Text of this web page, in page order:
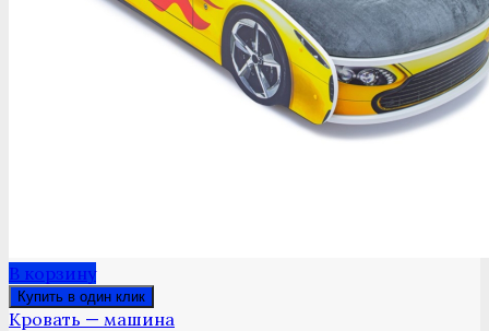
В корзину
Купить в один клик
Кровать — машина